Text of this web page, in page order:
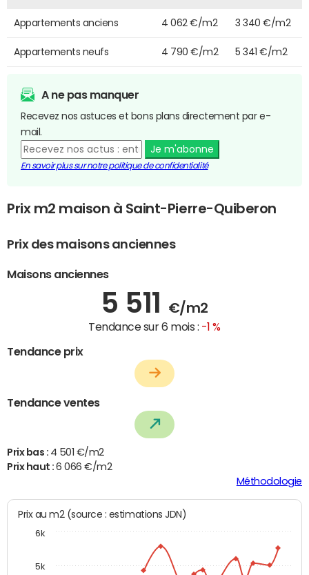
Appartements anciens 4 062 €/m2 3 340 €/m2
Appartements neufs 4 790 €/m2 5 341 €/m2
A ne pas manquer
Recevez nos astuces et bons plans directement par e-
mail.
Je m'abonne
En savoir plus sur notre politique de confidentialité
Prix m2 maison à Saint-Pierre-Quiberon
Prix des maisons anciennes
Maisons anciennes
5 511 €/m2
Tendance sur 6 mois : -1 %
Tendance prix
Tendance ventes
Prix bas : 4 501 €/m2
Prix haut :6 066 €/m2
Méthodologie
Prix au m2 (source : estimations JDN)
5k
6k